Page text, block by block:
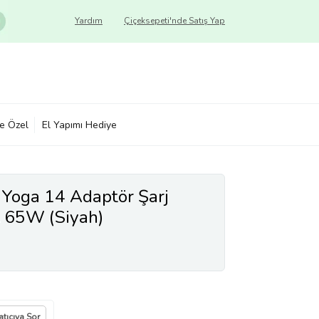
Çiçeksepeti'nde Satış Yap
Yardım
Özel El Yapımı Hediye
14 Adaptör Şarj
65W (Siyah)